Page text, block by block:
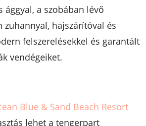
a szobában lévő
hajszárítóval és
felszerelésekkel és garantált
vendégeiket.
Blue & Sand Beach Resort
lehet a tengerpart